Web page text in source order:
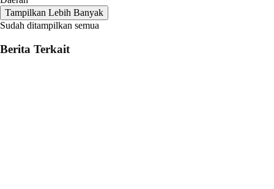
Tampilkan Lebih Banyak
Sudah ditampilkan semua
Berita Terkait